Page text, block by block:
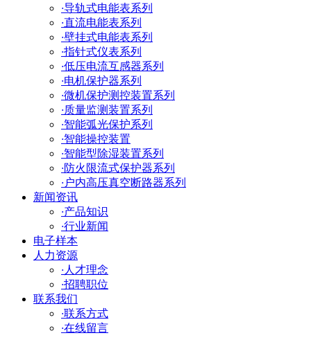
·导轨式电能表系列
·直流电能表系列
·壁挂式电能表系列
·指针式仪表系列
·低压电流互感器系列
·电机保护器系列
·微机保护测控装置系列
·质量监测装置系列
·智能弧光保护系列
·智能操控装置
·智能型除湿装置系列
·防火限流式保护器系列
· 户内高压真空断路器系列
新闻资讯
·产品知识
·行业新闻
电子样本
人力资源
· 人才理念
·招聘职位
联系我们
·联系方式
·在线留言